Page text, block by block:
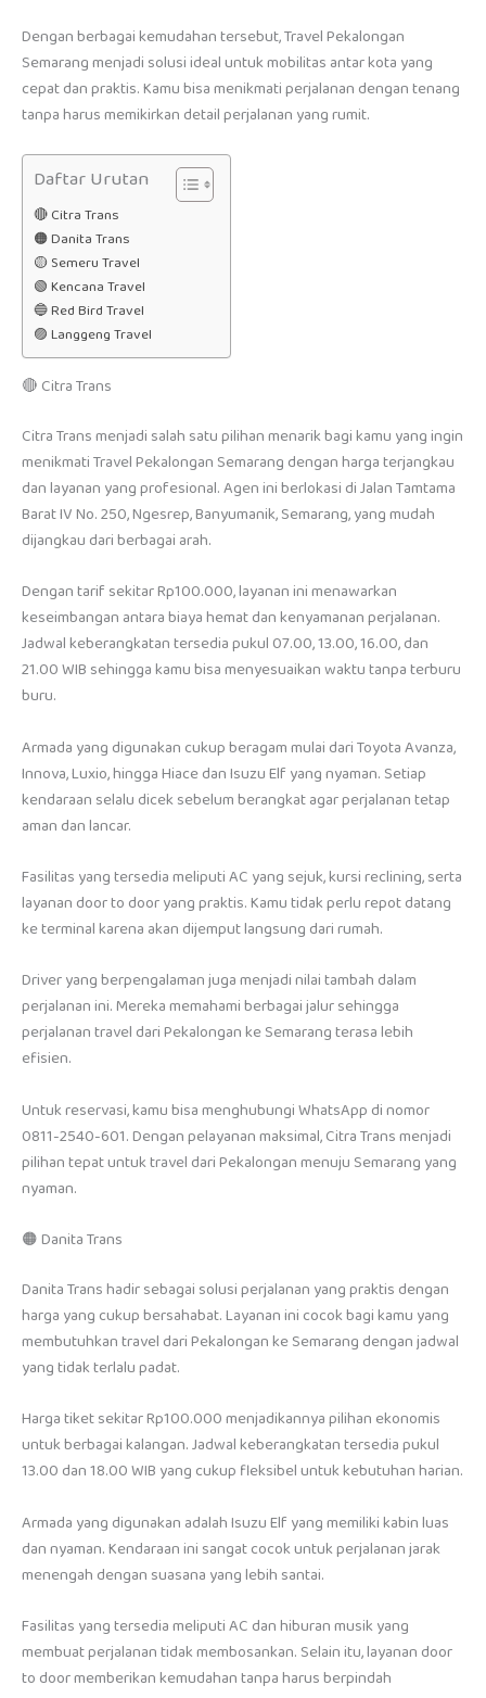
Dengan berbagai kemudahan tersebut, Travel Pekalongan
Semarang menjadi solusi ideal untuk mobilitas antar kota yang
cepat dan praktis. Kamu bisa menikmati perjalanan dengan tenang
tanpa harus memikirkan detail perjalanan yang rumit.
Daftar Urutan
🔴 Citra Trans
🟠 Danita Trans
🟡 Semeru Travel
🟢 Kencana Travel
🔵 Red Bird Travel
🟣 Langgeng Travel
🔴 Citra Trans
Citra Trans menjadi salah satu pilihan menarik bagi kamu yang ingin
menikmati Travel Pekalongan Semarang dengan harga terjangkau
dan layanan yang profesional. Agen ini berlokasi di Jalan Tamtama
Barat IV No. 250, Ngesrep, Banyumanik, Semarang, yang mudah
dijangkau dari berbagai arah.
Dengan tarif sekitar Rp100.000, layanan ini menawarkan
keseimbangan antara biaya hemat dan kenyamanan perjalanan.
Jadwal keberangkatan tersedia pukul 07.00, 13.00, 16.00, dan
21.00 WIB sehingga kamu bisa menyesuaikan waktu tanpa terburu
buru.
Armada yang digunakan cukup beragam mulai dari Toyota Avanza,
Innova, Luxio, hingga Hiace dan Isuzu Elf yang nyaman. Setiap
kendaraan selalu dicek sebelum berangkat agar perjalanan tetap
aman dan lancar.
Fasilitas yang tersedia meliputi AC yang sejuk, kursi reclining, serta
layanan door to door yang praktis. Kamu tidak perlu repot datang
ke terminal karena akan dijemput langsung dari rumah.
Driver yang berpengalaman juga menjadi nilai tambah dalam
perjalanan ini. Mereka memahami berbagai jalur sehingga
perjalanan travel dari Pekalongan ke Semarang terasa lebih
efisien.
Untuk reservasi, kamu bisa menghubungi WhatsApp di nomor
0811-2540-601. Dengan pelayanan maksimal, Citra Trans menjadi
pilihan tepat untuk travel dari Pekalongan menuju Semarang yang
nyaman.
🟠 Danita Trans
Danita Trans hadir sebagai solusi perjalanan yang praktis dengan
harga yang cukup bersahabat. Layanan ini cocok bagi kamu yang
membutuhkan travel dari Pekalongan ke Semarang dengan jadwal
yang tidak terlalu padat.
Harga tiket sekitar Rp100.000 menjadikannya pilihan ekonomis
untuk berbagai kalangan. Jadwal keberangkatan tersedia pukul
13.00 dan 18.00 WIB yang cukup fleksibel untuk kebutuhan harian.
Armada yang digunakan adalah Isuzu Elf yang memiliki kabin luas
dan nyaman. Kendaraan ini sangat cocok untuk perjalanan jarak
menengah dengan suasana yang lebih santai.
Fasilitas yang tersedia meliputi AC dan hiburan musik yang
membuat perjalanan tidak membosankan. Selain itu, layanan door
to door memberikan kemudahan tanpa harus berpindah